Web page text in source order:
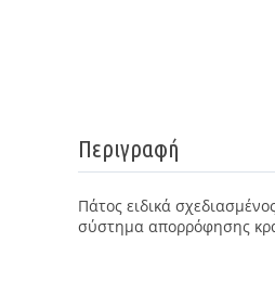
Περιγραφή
Πάτος ειδικά
σύστημα απορρόφησης